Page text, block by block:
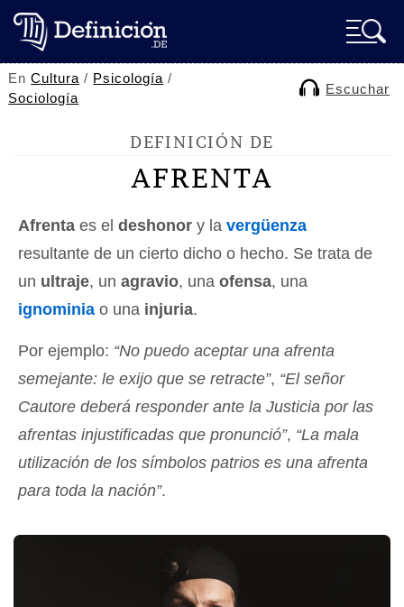
EnCultura / Psicología /
Sociología
Escuchar
DEFINICIÓN DE
AFRENTA
Afrenta es el deshonor y la vergüenza
resultante de un cierto dicho o hecho. Se trata de
un ultraje, un agravio, una ofensa, una
ignominia o una injuria.
Por ejemplo: “No puedo aceptar una afrenta
semejante: le exijo que se retracte”, “El señor
Cautore deberá responder ante la Justicia por las
afrentas injustificadas que pronunció”, “La mala
utilización de los símbolos patrios es una afrenta
para toda la nación”.